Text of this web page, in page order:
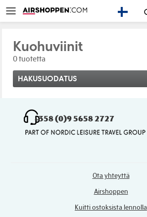
Kuohuviinit
0 tuotetta
HAKUSUODATUS
+358 (0)9 5658 2727
Ota yhteyttä
Airshoppen
Kuitti ostoksista lennolla